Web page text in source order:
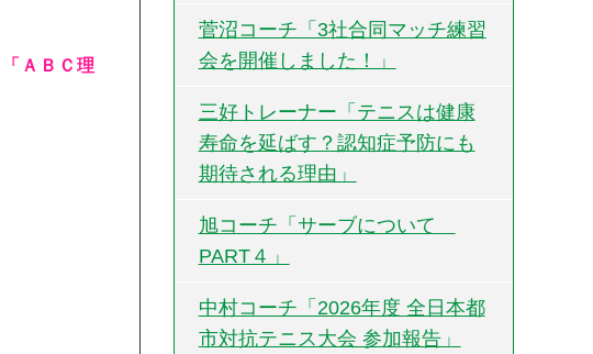
「ＡＢＣ理
菅沼コーチ「3社合同マッチ練習
会を開催しました！」
三好トレーナー「テニスは健康
寿命を延ばす？認知症予防にも
期待される理由」
旭コーチ「サーブについて
PART４」
中村コーチ「2026年度 全日本都
市対抗テニス大会 参加報告」